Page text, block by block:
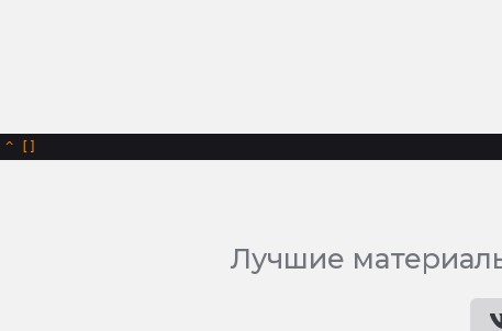
^
Лучшие